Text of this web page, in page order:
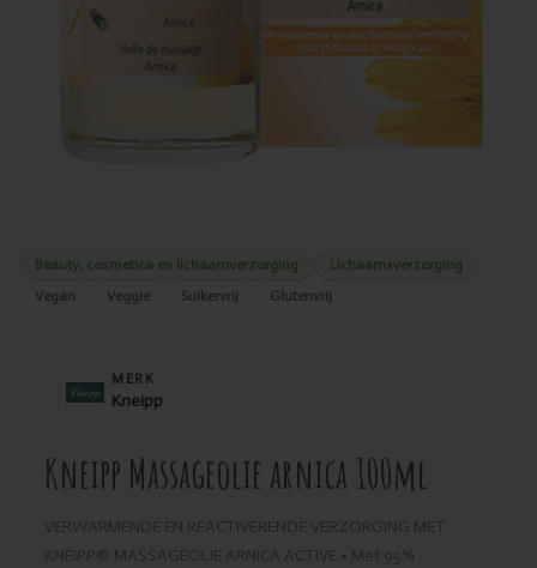
Beauty, cosmetica en lichaamverzorging
Lichaamsverzorging
Vegan
Veggie Suikervrij Glutenvrij
MERK
Kneipp
Kneipp Massageolie arnica 100ml
VERWARMENDE EN REACTIVERENDE VERZORGING MET
KNEIPP® MASSAGEOLIE ARNICA ACTIVE • Met 95%